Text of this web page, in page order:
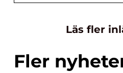
Läs fler
Fler